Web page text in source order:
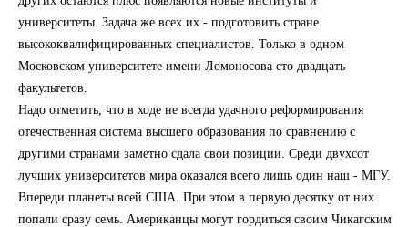
университеты. Задача же всех их - подготовить стране
высококвалифицированных специалистов. Только в одном
Московском университете имени Ломоносова сто двадцать
факультетов.
Надо отметить, что в ходе не всегда удачного реформирования
отечественная система высшего образования по сравнению с
другими странами заметно сдала свои позиции. Среди двухсот
лучших университетов мира оказался всего лишь один наш - МГУ.
Впереди планеты всей США. При этом в первую десятку от них
попали сразу семь. Американцы могут гордиться своим Чикагским